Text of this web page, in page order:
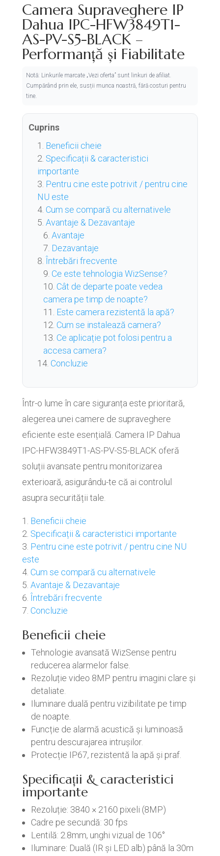
Camera Supraveghere IP
Dahua IPC-HFW3849T1-
AS-PV-S5-BLACK –
Performanță și Fiabilitate
Notă: Linkurile marcate „Vezi oferta” sunt linkuri de afiliat.
Cumpărând prin ele, susții munca noastră, fără costuri pentru
tine.
Cuprins
Beneficii cheie
Specificații & caracteristici
importante
Pentru cine este potrivit / pentru cine
NU este
Cum se compară cu alternativele
Avantaje & Dezavantaje
Avantaje
Dezavantaje
Întrebări frecvente
Ce este tehnologia WizSense?
Cât de departe poate vedea
camera pe timp de noapte?
Este camera rezistentă la apă?
Cum se instalează camera?
Ce aplicație pot folosi pentru a
accesa camera?
Concluzie
Într-o lume în care siguranța este prioritară,
alegerea unei camere de supraveghere
eficiente este esențială. Camera IP Dahua
IPC-HFW3849T1-AS-PV-S5-BLACK oferă
soluții avansate pentru monitorizarea
exterioară, asigurându-te că ai controlul
asupra securității tale.
Beneficii cheie
Specificații & caracteristici importante
Pentru cine este potrivit / pentru cine NU
este
Cum se compară cu alternativele
Avantaje & Dezavantaje
Întrebări frecvente
Concluzie
Beneficii cheie
Tehnologie avansată WizSense pentru
reducerea alarmelor false.
Rezoluție video 8MP pentru imagini clare și
detaliate.
Iluminare duală pentru vizibilitate pe timp
de noapte.
Funcție de alarmă acustică și luminoasă
pentru descurajarea intrușilor.
Protecție IP67, rezistentă la apă și praf.
Specificații & caracteristici
importante
Rezoluție: 3840 × 2160 pixeli (8MP)
Cadre pe secundă: 30 fps
Lentilă: 2.8mm, unghi vizual de 106°
Iluminare: Duală (IR și LED alb) până la 30m